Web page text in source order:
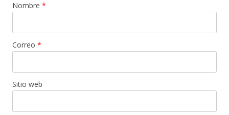
Nombre *
Correo *
Sitio web